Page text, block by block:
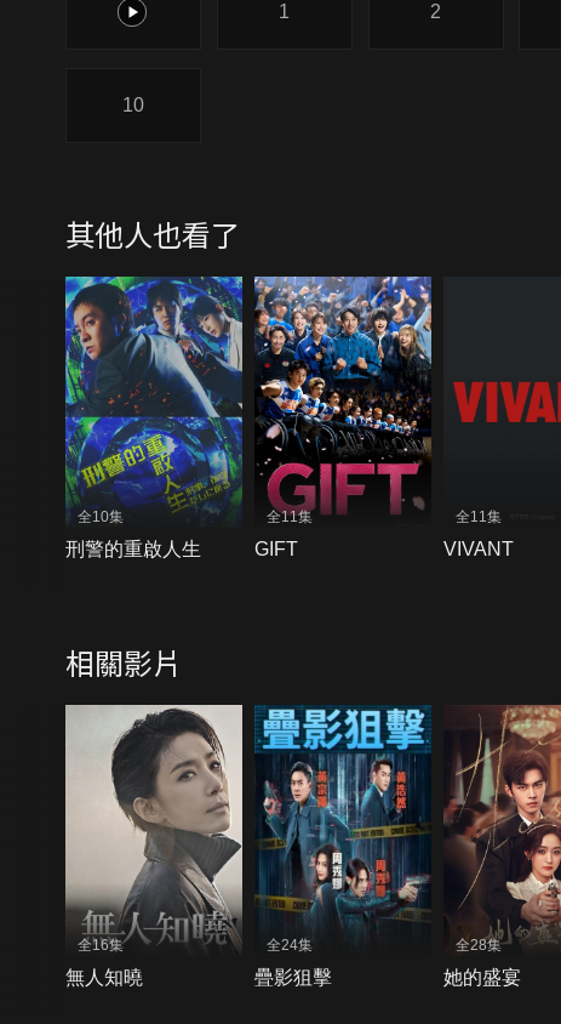
0
1 2
10
其他人也看了
全10集
刑警的重啟人生
全11集
GIFT
全11集
VIVANT
相關影片
全16集
無人知曉
全24集
疊影狙擊
全28集
她的盛宴